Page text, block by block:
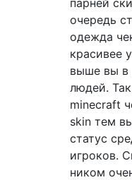
парней
очередь
одежда
красивее
выше вы в
людей.
minecraft
skin тем
статус
игроков.
ником